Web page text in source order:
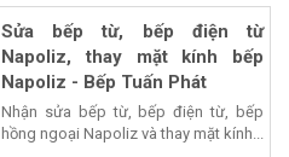
Sửa bếp từ, bếp điện từ
Napoliz, thay mặt kính bếp
Napoliz - Bếp Tuấn Phát
Nhận sửa bếp từ, bếp điện từ, bếp
hồng ngoại Napoliz và thay mặt kính...